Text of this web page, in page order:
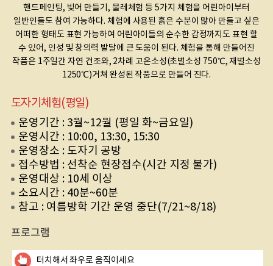
핸드페인팅, 빚어 만들기, 물레체험 등 5가지 체험을 어린아이부터
일반인들도 참여 가능하다. 체험에 사용된 흙은 수분이 많아 만들고 싶은
어떠한 형태도 표현 가능하여 어린아이들의 순수한 감정까지도 표현 할
수 있어, 인성 및 창의력 발달에 큰 도움이 된다. 체험을 통해 만들어진
작품은 1주일간 자연 건조와, 2차례 고온소성(초벌소성 750℃, 재벌소성
1250℃)거쳐 완성된 작품으로 만들어 진다.
도자기체험(평일)
운영기간 : 3월~12월 (평일 화~금요일)
운영시간 : 10:00, 13:30, 15:30
운영장소 : 도자기 공방
접수방법 : 선착순 현장접수(시간 지정 불가)
운영대상 : 10세 이상
소요시간 : 40분~60분
참고 : 여름방학 기간 운영 중단(7/21~8/18)
프로그램
터치해서 좌우로 움직이세요